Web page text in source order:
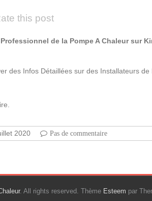
this post
de la Pompe A Chaleur sur
des Infos Détaillées sur des Installateurs de
2020 Pas de commentaire
. All rights reserved. Thème Esteem par